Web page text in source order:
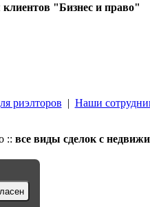
клиентов "Бизнес и право"
риэлторов | Наши
:: все виды сделок с